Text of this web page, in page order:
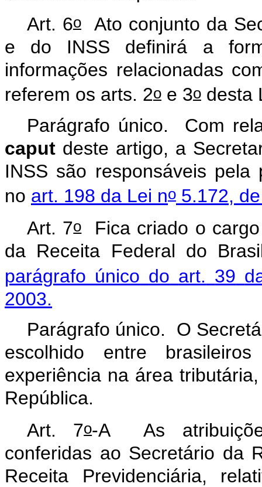
Art. 6o Ato conjunto da
e
do INSS definirá a
informações relacionadas
referem os arts. 2o e 3o desta
Parágrafo único. Com
caput deste artigo, a
INSS são responsáveis pela
no art. 198 da Lei no 5.172, de
Art. 7o Fica criado o cargo
da Receita Federal do
parágrafo único do art. 39
2003.
Parágrafo único. O
escolhido
entre
brasileiros
experiência na área tributária,
República.
Art. 7o-A As
conferidas ao Secretário da
Receita Previdenciária,